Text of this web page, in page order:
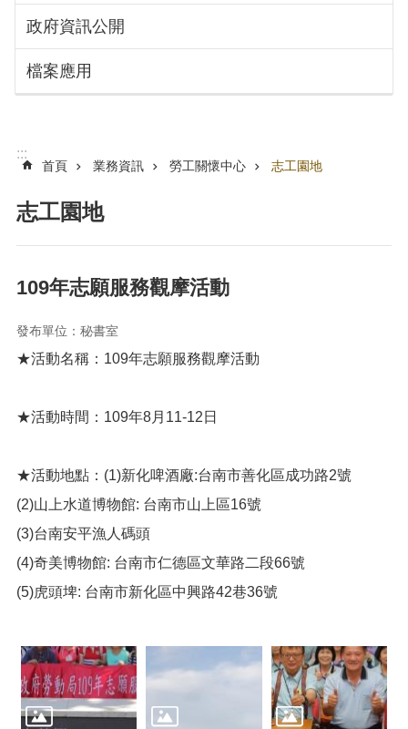
訊
息
公
識
動
局
通
錄
業
訊
民
服
務
府
資
開
檔
案
應
政府資訊公開
檔案應用
:::
首頁 業務資訊 勞工關懷中心 志工園地
志工園地
109年志願服務觀摩活動
發布單位：秘書室
★活動名稱：109年志願服務觀摩活動
★活動時間：109年8月11-12日
★活動地點：(1)新化啤酒廠:台南市善化區成功路2號
(2)山上水道博物館: 台南市山上區16號
(3)台南安平漁人碼頭
(4)奇美博物館: 台南市仁德區文華路二段66號
(5)虎頭埤: 台南市新化區中興路42巷36號